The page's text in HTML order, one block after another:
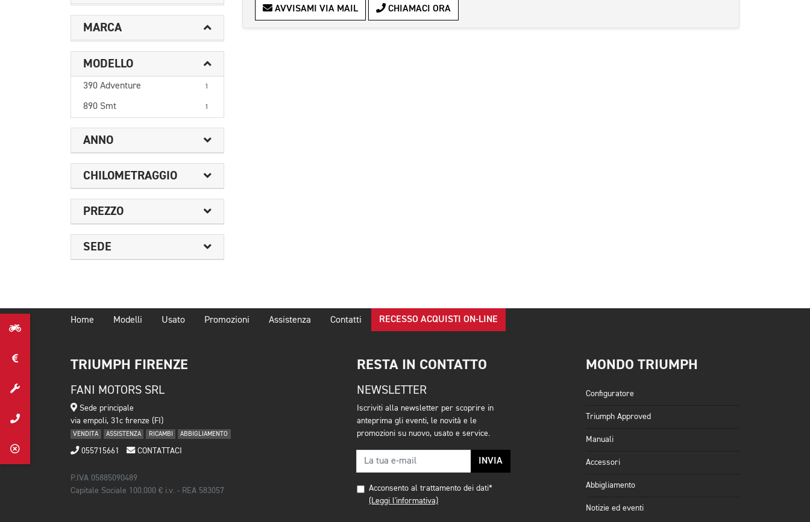
MARCA
MODELLO
390 Adventure 1
890 Smt 1
ANNO
CHILOMETRAGGIO
PREZZO
SEDE
AVVISAMI VIA MAIL CHIAMACI ORA
Home Modelli Usato Promozioni Assistenza Contatti RECESSO ACQUISTI ON-LINE
TRIUMPH FIRENZE
FANI MOTORS SRL
Sede principale
via empoli, 31c firenze (FI)
VENDITA ASSISTENZA RICAMBI ABBIGLIAMENTO
055715661 CONTATTACI
P.IVA 05885090489
Capitale Sociale 100.000 € i.v. - REA 583057
RESTA IN CONTATTO
NEWSLETTER
Iscriviti alla newsletter per scoprire in
anteprima gli eventi, le novità e le
promozioni su nuovo, usato e service.
INVIA
Acconsento al trattamento dei dati*
(Leggi l'informativa)
MONDO TRIUMPH
Configuratore
Triumph Approved
Manuali
Accessori
Abbigliamento
Notizie ed eventi